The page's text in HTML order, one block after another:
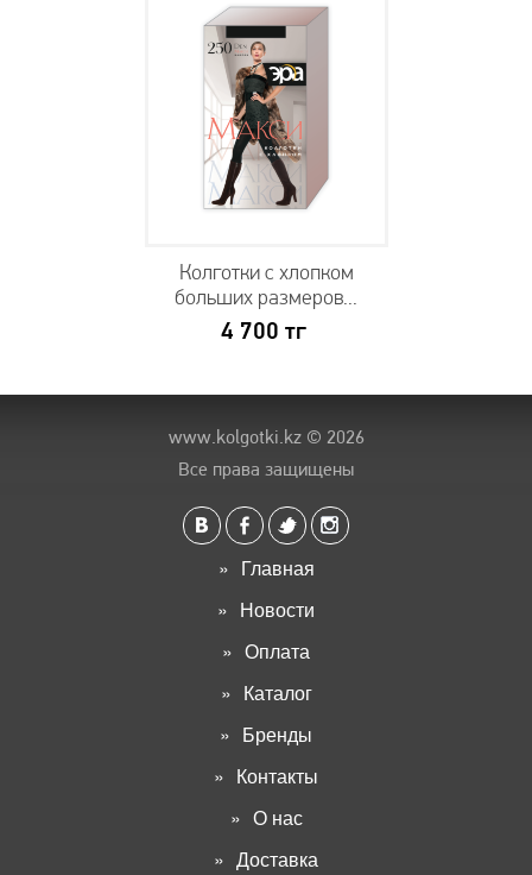
Колготки с хлопком
больших размеров...
4 700 тг
www.kolgotki.kz© 2026
Все права защищены
Главная
Новости
Оплата
Каталог
Бренды
Контакты
О нас
Доставка